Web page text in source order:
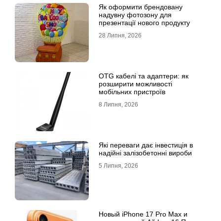
Як оформити брендовану
надувну фотозону для
презентації нового продукту
28 Липня, 2026
OTG кабелі та адаптери: як
розширити можливості
мобільних пристроїв
8 Липня, 2026
Які переваги дає інвестиція в
надійні залізобетонні вироби
5 Липня, 2026
Новый iPhone 17 Pro Max и